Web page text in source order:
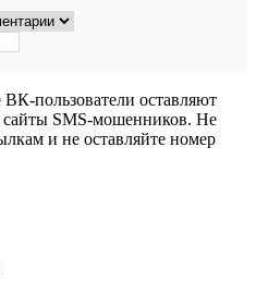
пользователи оставляют
SMS-мошенников. Не
и не оставляйте номер